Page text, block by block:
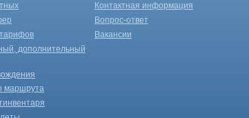
дополнительный
маршрута
Контактная информация
Вопрос-ответ
Вакансии